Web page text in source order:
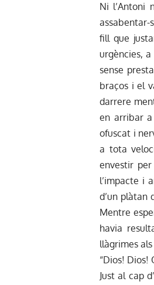
Ni l’Antoni
fill que
urgències,
sense
braços i el
darrere
en arribar a
ofuscat i
a tota
envestir
l’impacte i
d’un plàtan
Mentre
havia
llàgrimes als
“Dios! Dios!
Just al cap